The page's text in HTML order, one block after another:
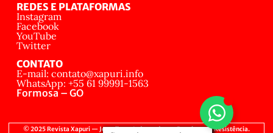
REDES E PLATAFORMAS
Instagram
Facebook
YouTube
Twitter
CONTATO
E-mail: contato@xapuri.info
WhatsApp: +55 61 99991-1563
Formosa – GO
© 2025 Revista Xapuri — Jornalismo Independente, Popular e de Resistência.